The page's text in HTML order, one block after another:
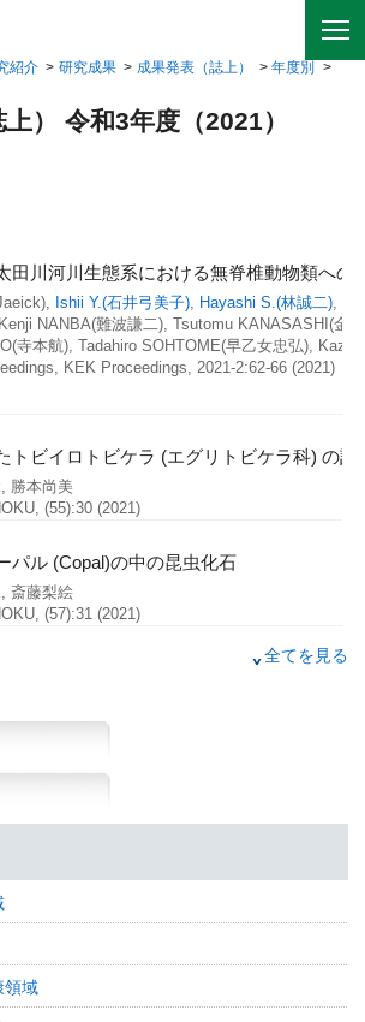
紹介 > 研究成果 > 成果発表（誌上） > 年度別
>
） 令和3年度（2021）
田川河川生態系における無脊椎動物類への
Ishii Y.(石井弓美子), Hayashi S.(林誠二),
NANBA(難波謙二), Tsutomu KANASASHI(金
寺本航), Tadahiro SOHTOME(早乙女忠弘),
KEK Proceedings, 2021-2:62-66 (2021)
トビイロトビケラ (エグリトビケラ科) の記
勝本尚美
(55):30 (2021)
パル (Copal)の中の昆虫化石
斎藤梨絵
(57):31 (2021)
るギンイチモンジセセリ (セセリチョウ科)
(57):13 (2021)
H08による都市の取排水システムを考慮し
A.(松村明子), Mitsuhashi H.(光橋尚司), Suga Y.(
山拓広), Ogawada D.(小川田大吉), Yano S.(矢野
I_210 (2021)
in Atmospheric CO2
Fuel Emissions
全てを見る
領域